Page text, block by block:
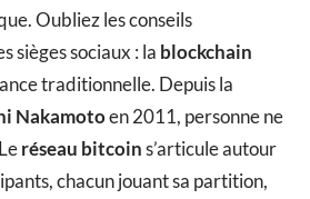
Oubliez les conseils
sièges sociaux : la blockchain
traditionnelle. Depuis la
Nakamotoen 2011, personne ne
réseau bitcoins’articule autour
chacun jouant sa partition,